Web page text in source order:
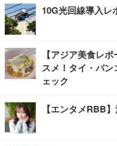
10G光回線導入レ
【アジア美食レ
スメ！タイ・バ
ェック
【エンタメRBB